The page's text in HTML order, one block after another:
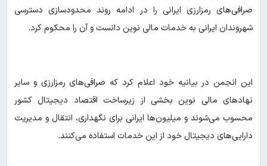
صرافی‌های رمزارزی ایرانی را در ادامه روند محدودسازی دسترسی
شهروندان ایرانی به خدمات مالی نوین دانست و آن را محکوم کرد.
این انجمن در بیانیه خود اعلام کرد که صرافی‌های رمزارزی و سایر
نهادهای مالی نوین بخشی از زیرساخت اقتصاد دیجیتال کشور
محسوب می‌شوند و میلیون‌ها ایرانی برای نگهداری، انتقال و مدیریت
دارایی‌های دیجیتال خود از این خدمات استفاده می‌کنند.